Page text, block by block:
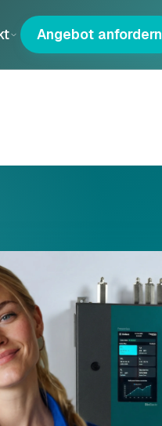
Angebot anfordern